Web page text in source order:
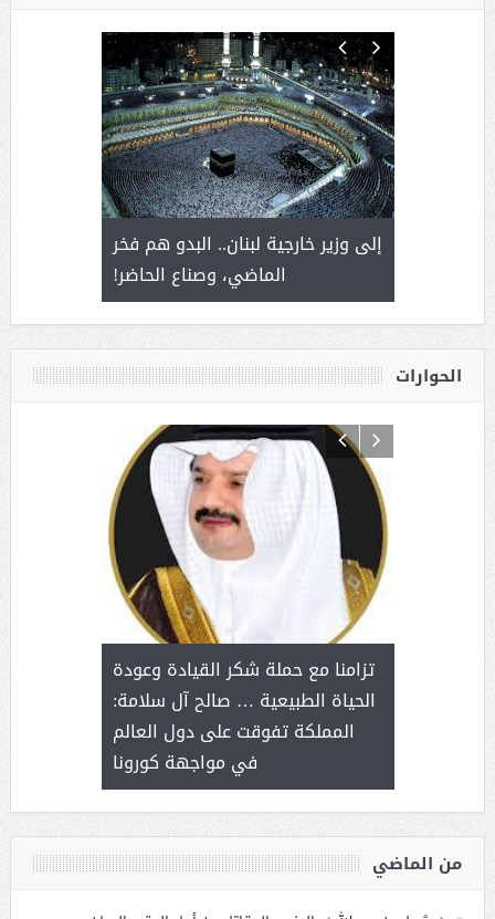
سلمان
إلى وزير خارجية لبنان.. البدو هم فخر
الماضي، وصناع الحاضر!
يحمل
من عشق
الحوارات
مع
بنت
تزامنا مع حملة شكر القيادة وعودة
الحياة الطبيعية … صالح آل سلامة:
المملكة تفوقت على دول العالم
في مواجهة كورونا
على برامج
هي أساس
من الماضي